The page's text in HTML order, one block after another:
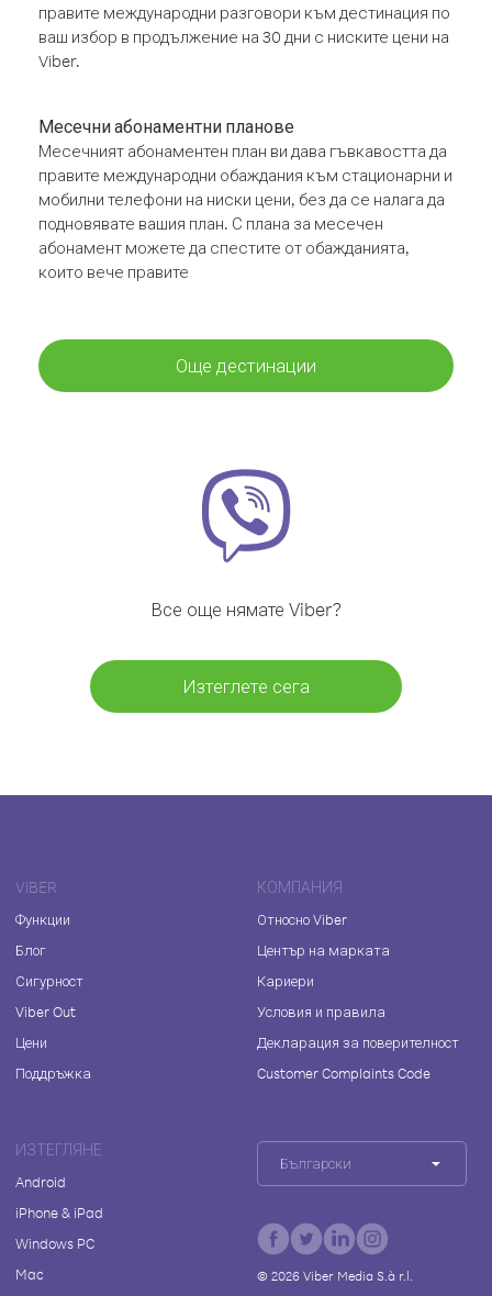
правите международни разговори към дестинация по
ваш избор в продължение на 30 дни с ниските цени на
Viber.
Месечни абонаментни планове
Месечният абонаментен план ви дава гъвкавостта да
правите международни обаждания към стационарни и
мобилни телефони на ниски цени, без да се налага да
подновявате вашия план. С плана за месечен
абонамент можете да спестите от обажданията,
които вече правите
Още дестинации
Все още нямате Viber?
Изтеглете сега
VIBER
Функции
Блог
Сигурност
Viber Out
Цени
Поддръжка
КОМПАНИЯ
Относно Viber
Център на марката
Кариери
Условия и правила
Декларация за поверителност
Customer Complaints Code
ИЗТЕГЛЯНЕ
Android
iPhone & iPad
Windows PC
Mac
Български
© 2026Viber Media S.à r.l.